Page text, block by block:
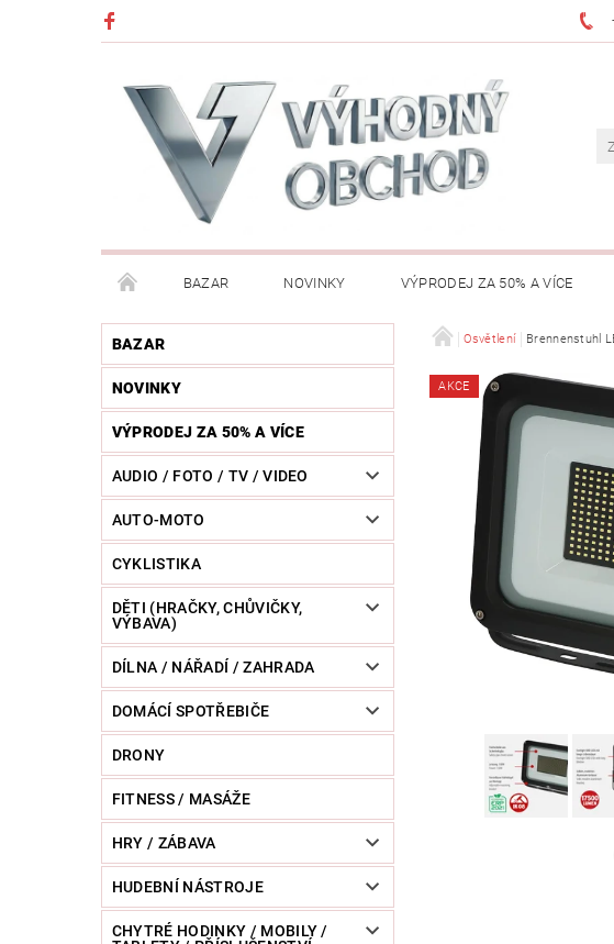
BAZAR NOVINKY VÝPRODEJ ZA 50% A VÍCE
DĚTI (HRAČKY, CHŮVIČKY, VÝBAVA) DÍLNA / NÁŘADÍ / ZAHRADA
HUDEBNÍ NÁSTROJE CHYTRÉ HODINKY / MOBILY / TABLETY /
KOSMETIKA / ŠPERKY KOŽENÝ SVĚT (OPASKY, PENĚŽENKY, ...)
POWERBANKY SPORT / OUTDOOR
ZVÍŘATA / CHOVATELSKÉ POTŘEBY RAZNICE MOSAZNÉ -
BAZAR
NOVINKY
VÝPRODEJ ZA 50% A VÍCE
AUDIO / FOTO / TV / VIDEO
AUTO-MOTO
CYKLISTIKA
DĚTI (HRAČKY, CHŮVIČKY,
VÝBAVA)
DÍLNA / NÁŘADÍ / ZAHRADA
DOMÁCÍ SPOTŘEBIČE
DRONY
FITNESS / MASÁŽE
HRY / ZÁBAVA
HUDEBNÍ NÁSTROJE
CHYTRÉ HODINKY / MOBILY /
Osvětlení Brennenstuhl
AKCE